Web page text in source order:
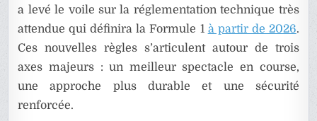
a levé le voile sur la réglementation technique très
attendue qui définira la Formule 1 à partir de 2026.
Ces nouvelles règles s’articulent autour de trois
axes majeurs : un meilleur spectacle en course,
une approche plus durable et une sécurité
renforcée.